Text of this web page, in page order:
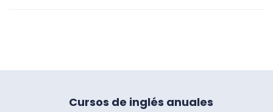
Cursos de inglés anuales